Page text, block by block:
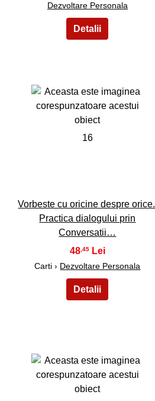
Dezvoltare Personala
16
Vorbeste cu oricine despre orice.
Practica dialogului prin
Conversatii…
48,45
Carti › Dezvoltare Personala